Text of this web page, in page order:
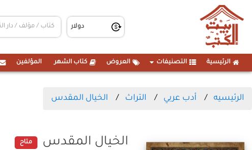
الرئيسية التصنيفات العروض كتاب الشهر المؤلفين
الرئيسيه أدب عربي التراث الخيال المقدس
الخيال المقدس متاح